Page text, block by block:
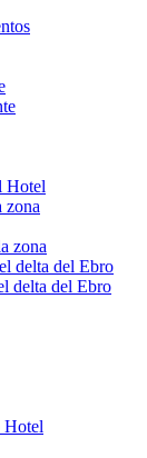
Hotel
zona
zona
delta del Ebro
delta del Ebro
Hotel